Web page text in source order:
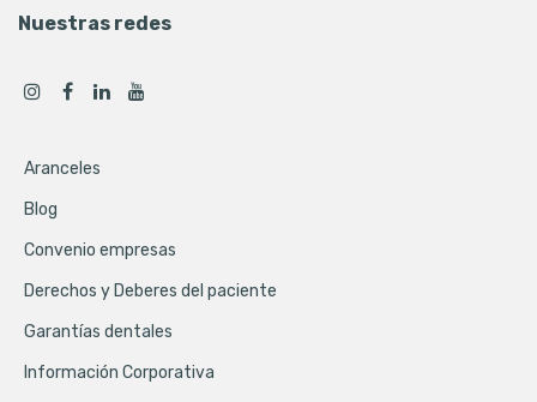
Nuestras redes
Aranceles
Blog
Convenio empresas
Derechos y Deberes del paciente
Garantías dentales
Información Corporativa